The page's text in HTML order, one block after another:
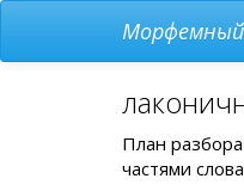
Морфемный
План
частями